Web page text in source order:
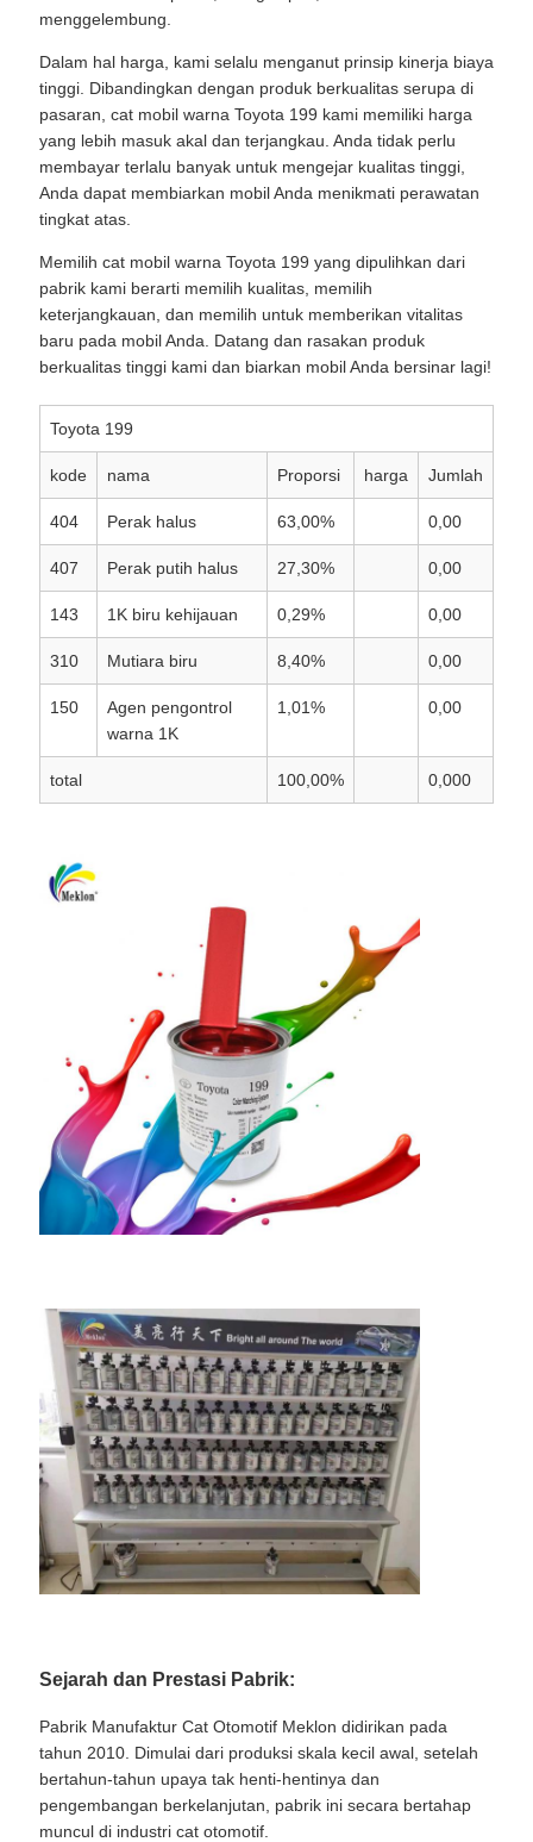
menggelembung.
Dalam hal harga, kami selalu menganut prinsip kinerja biaya
tinggi. Dibandingkan dengan produk berkualitas serupa di
pasaran, cat mobil warna Toyota 199 kami memiliki harga
yang lebih masuk akal dan terjangkau. Anda tidak perlu
membayar terlalu banyak untuk mengejar kualitas tinggi,
Anda dapat membiarkan mobil Anda menikmati perawatan
tingkat atas.
Memilih cat mobil warna Toyota 199 yang dipulihkan dari
pabrik kami berarti memilih kualitas, memilih
keterjangkauan, dan memilih untuk memberikan vitalitas
baru pada mobil Anda. Datang dan rasakan produk
berkualitas tinggi kami dan biarkan mobil Anda bersinar lagi!
Toyota 199
kode nama Proporsi harga Jumlah
404 Perak halus 63,00% 0,00
407 Perak putih halus 27,30% 0,00
143 1K biru kehijauan 0,29% 0,00
310 Mutiara biru 8,40% 0,00
150
Agen pengontrol
warna 1K
1,01% 0,00
total 100,00% 0,000
Sejarah dan Prestasi Pabrik:
Pabrik Manufaktur Cat Otomotif Meklon didirikan pada
tahun 2010. Dimulai dari produksi skala kecil awal, setelah
bertahun-tahun upaya tak henti-hentinya dan
pengembangan berkelanjutan, pabrik ini secara bertahap
muncul di industri cat otomotif.